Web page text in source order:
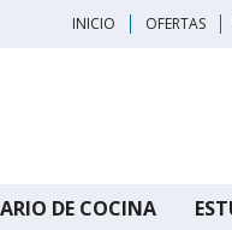
INICIO OFERTAS
DE COCINA